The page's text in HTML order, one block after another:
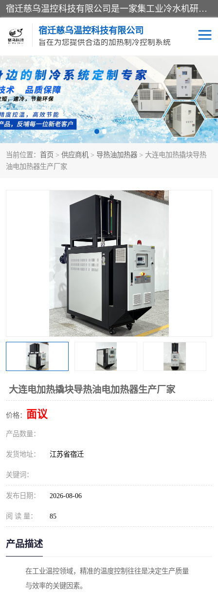
宿迁慈乌温控科技有限公司是一家集工业冷水机研发、制造、营销、服务于一体的技术生产型企业，经营范围包括：冷水机、螺杆式冷水机组、工业冷水机、水冷式冷水机、风冷式冷水机组、风冷螺杆式冷冻机组、冷冻机、注塑专用冷水机、混泥土专用冷水机、低温防爆冷水机组等。专业温控设备供应商 模温机/冷水机/导热油炉定制服务等
宿迁慈乌温控科技有限公司
旨在为您提供合适的加热制冷控制系统
当前位置： 首页 > 供应商机 > 导热油加热器 > 大连电加热撬块导热
油电加热器生产厂家
大连电加热撬块导热油电加热器生产厂家
价格： 面议
产品数量：
发货地址： 江苏省宿迁
关键词：
发布日期： 2026-08-06
阅 读 量： 85
产品描述
在工业温控领域，精准的温度控制往往是决定生产质量
与效率的关键因素。
冷水机 模温机
导热油加热器